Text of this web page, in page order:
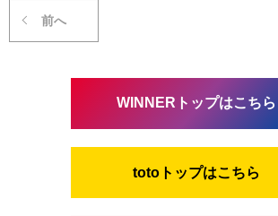
前へ
WINNERトップはこちら
totoトップはこちら